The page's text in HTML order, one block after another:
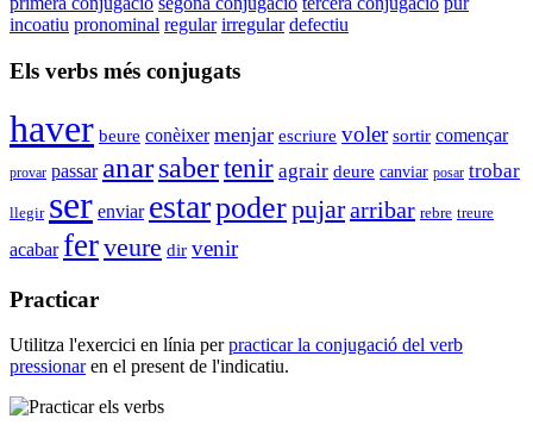
incoatiu pronominal regular irregular defectiu
Els verbs més conjugats
haver beure conèixer menjar escriure voler sortir començar
provar passar anarsabertenir agrair deure canviar posar trobar
llegir ser enviar estarpoderpujararribar rebre treure
acabar ferveure dir venir
Practicar
Utilitza l'exercici en línia perpracticar la conjugació del verb
pressionaren el present de l'indicatiu.